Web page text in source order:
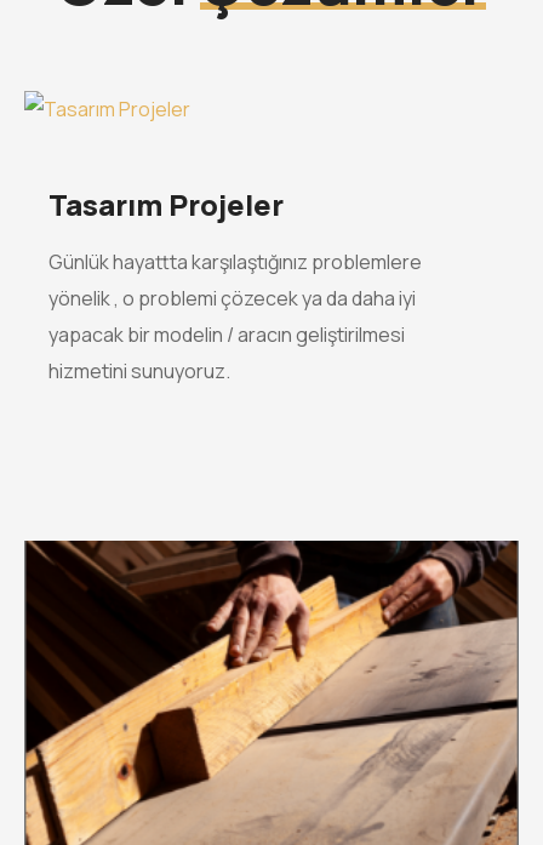
Tasarım Projeler
Günlük hayattta karşılaştığınız problemlere
yönelik , o problemi çözecek ya da daha iyi
yapacak bir modelin / aracın geliştirilmesi
hizmetini sunuyoruz.